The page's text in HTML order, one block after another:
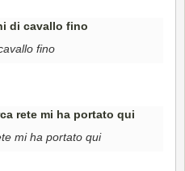
fino
mi ha portato qui